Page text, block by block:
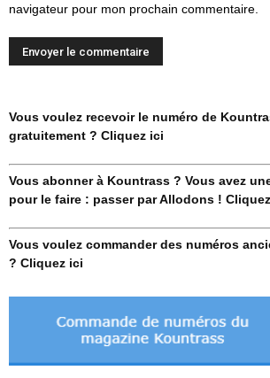
navigateur pour mon prochain commentaire.
Vous voulez recevoir le numéro de
gratuitement ? Cliquez ici
Vous abonner à Kountrass ? Vous avez
pour le faire : passer par Allodons !
Vous voulez commander des numéros
? Cliquez ici